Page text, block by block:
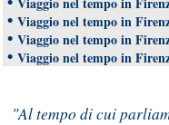
• Viaggio nel tempo in
• Viaggio nel tempo in
• Viaggio nel tempo in
"Al tempo di cui